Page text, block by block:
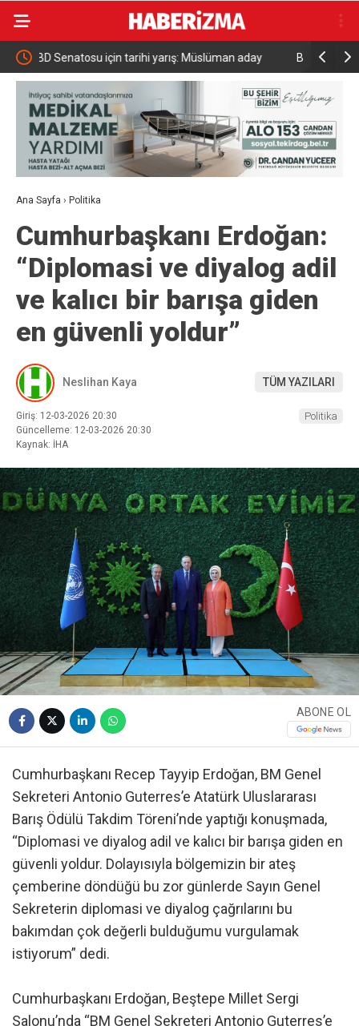
Bir adımla hayata tutundu, motosikletli duvara
çarparak can verdi
Ana Sayfa › Politika
Cumhurbaşkanı Erdoğan:
“Diplomasi ve diyalog adil
ve kalıcı bir barışa giden
en güvenli yoldur”
Neslihan Kaya TÜM YAZILARI
Giriş: 12-03-2026 20:30
Güncelleme: 12-03-2026 20:30
Kaynak: İHA
Politika
ABONE OL
Cumhurbaşkanı Recep Tayyip Erdoğan, BM Genel
Sekreteri Antonio Guterres’e Atatürk Uluslararası
Barış Ödülü Takdim Töreni’nde yaptığı konuşmada,
“Diplomasi ve diyalog adil ve kalıcı bir barışa giden en
güvenli yoldur. Dolayısıyla bölgemizin bir ateş
çemberine döndüğü bu zor günlerde Sayın Genel
Sekreterin diplomasi ve diyalog çağrılarını bu
bakımdan çok değerli bulduğumu vurgulamak
istiyorum” dedi.
Cumhurbaşkanı Erdoğan, Beştepe Millet Sergi
Salonu’nda “BM Genel Sekreteri Antonio Guterres’e